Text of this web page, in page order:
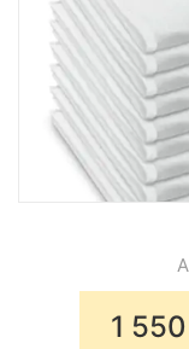
1 550